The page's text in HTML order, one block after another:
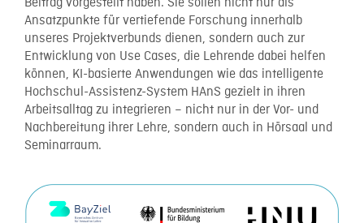
Ansatzpunkte für vertiefende Forschung innerhalb
unseres Projektverbunds dienen, sondern auch zur
Entwicklung von Use Cases, die Lehrende dabei helfen
können, KI-basierte Anwendungen wie das intelligente
Hochschul-Assistenz-System HAnS gezielt in ihren
Arbeitsalltag zu integrieren – nicht nur in der Vor- und
Nachbereitung ihrer Lehre, sondern auch in Hörsaal und
Seminarraum.